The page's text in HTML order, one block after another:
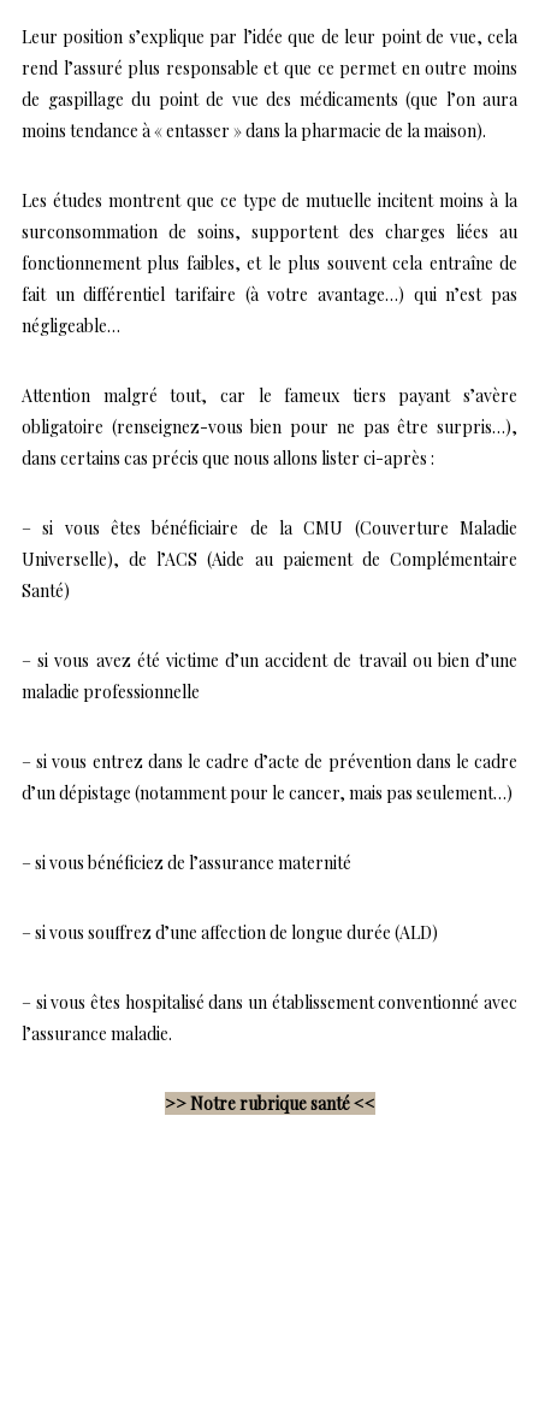
Leur position s’explique par l’idée que de leur point de vue, cela
rend l’assuré plus responsable et que ce permet en outre moins
de gaspillage du point de vue des médicaments (que l’on aura
moins tendance à « entasser » dans la pharmacie de la maison).
Les études montrent que ce type de mutuelle incitent moins à la
surconsommation de soins, supportent des charges liées au
fonctionnement plus faibles, et le plus souvent cela entraîne de
fait un différentiel tarifaire (à votre avantage…) qui n’est pas
négligeable…
Attention malgré tout, car le fameux tiers payant s’avère
obligatoire (renseignez-vous bien pour ne pas être surpris…),
dans certains cas précis que nous allons lister ci-après :
– si vous êtes bénéficiaire de la CMU (Couverture Maladie
Universelle), de l’ACS (Aide au paiement de Complémentaire
Santé)
– si vous avez été victime d’un accident de travail ou bien d’une
maladie professionnelle
– si vous entrez dans le cadre d’acte de prévention dans le cadre
d’un dépistage (notamment pour le cancer, mais pas seulement…)
– si vous bénéficiez de l’assurance maternité
– si vous souffrez d’une affection de longue durée (ALD)
– si vous êtes hospitalisé dans un établissement conventionné avec
l’assurance maladie.
>> Notre rubrique santé <<